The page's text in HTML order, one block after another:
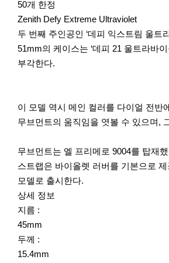
50개 한정
Zenith Defy Extreme Ultraviolet
두 번째 주인공인 ‘데피 익스트림 울트
51mm의 케이스는 ‘데피 21 울트라바
부각한다.
이 모델 역시 메인 컬러를 다이얼 전반
무브먼트의 움직임을 엿볼 수 있으며,
무브먼트는 엘 프리메로 9004를 탑재
스트랩은 바이올렛 러버를 기본으로
모델로 출시한다.
상세 정보
지름 :
45mm
두께 :
15.4mm